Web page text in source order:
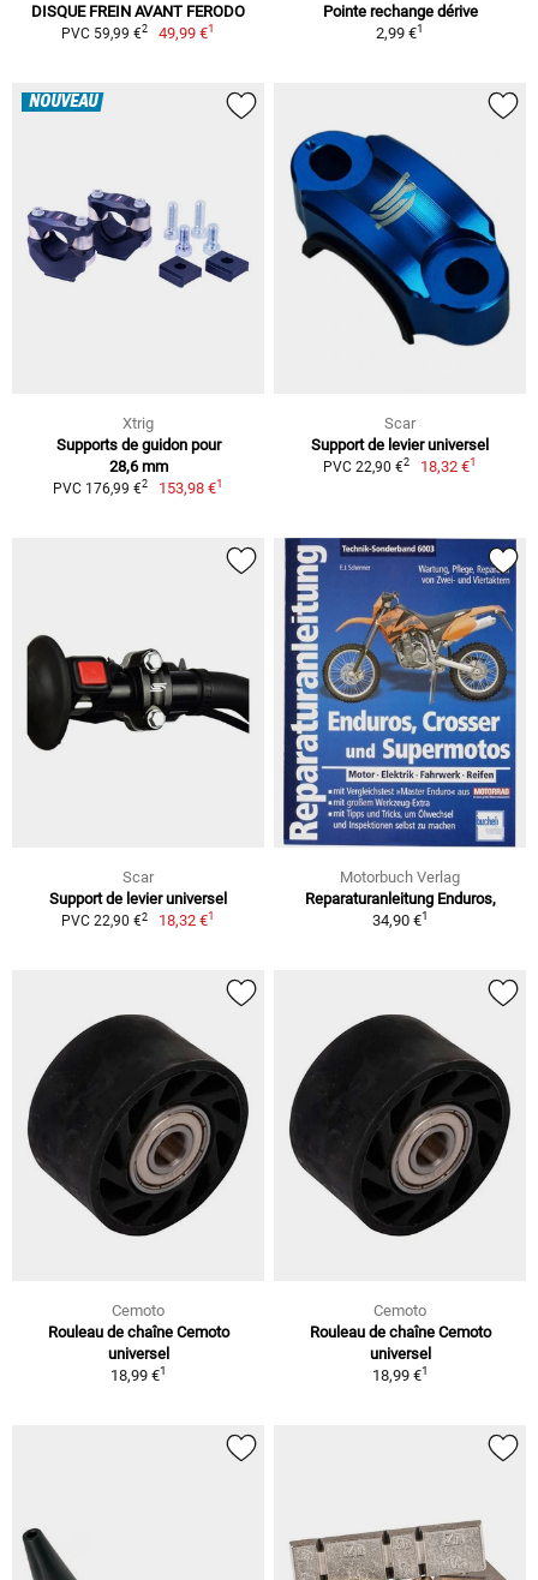
DISQUE FREIN AVANT FERODO
PVC 59,99 €2 49,99 €1
Pointe rechange dérive
2,99 €1
NOUVEAU
Xtrig
Supports de guidon pour
28,6 mm
PVC 176,99 €2 153,98 €1
Scar
Support de levier universel
PVC 22,90 €2 18,32 €1
Scar
Support de levier universel
PVC 22,90 €2 18,32 €1
Motorbuch Verlag
Reparaturanleitung Enduros,
34,90 €1
Cemoto
Rouleau de chaîne Cemoto
universel
18,99 €1
Cemoto
Rouleau de chaîne Cemoto
universel
18,99 €1